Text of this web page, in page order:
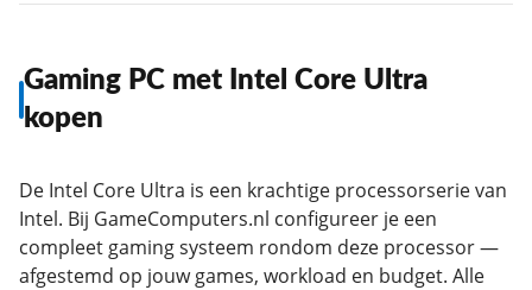
Gaming PC met Intel Core Ultra
kopen
De Intel Core Ultra is een krachtige processorserie van
Intel. Bij GameComputers.nl configureer je een
compleet gaming systeem rondom deze processor —
afgestemd op jouw games, workload en budget. Alle